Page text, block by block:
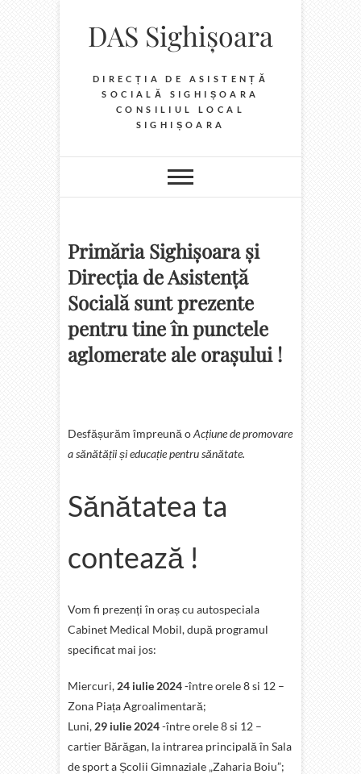
contentDAS Sighișoara
DIRECȚIA DE ASISTENȚĂ
SOCIALĂ SIGHIȘOARA
CONSILIUL LOCAL
SIGHIȘOARA
Primăria Sighișoara și
Direcția de Asistență
Socială sunt prezente
pentru tine în punctele
aglomerate ale orașului !
Desfășurăm împreună oAcțiune de promovare
a sănătății și educație pentru sănătate.
Sănătatea ta
contează !
Vom fi prezenți în oraș cu autospeciala
Cabinet Medical Mobil, după programul
specificat mai jos:
Miercuri, 24 iulie 2024-între orele 8 si 12 –
Zona Piața Agroalimentară;
Luni, 29 iulie 2024-între orele 8 si 12 –
cartier Bărăgan, la intrarea principală în Sala
de sport a Școlii Gimnaziale „Zaharia Boiu”;